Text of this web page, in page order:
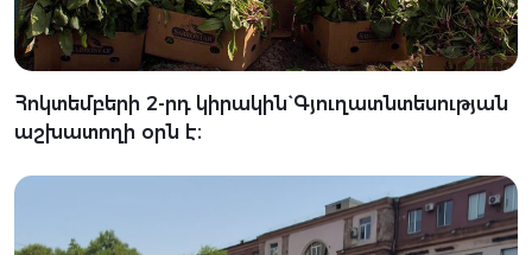
Հոկտեմբերի 2-րդ կիրակին` Գյուղատնտեսության
աշխատողի օրն է։